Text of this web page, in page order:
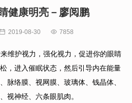
健康明亮－廖阅鹏
 2019-08-30  7858
维护视力，强化视力，促进你的眼睛
，进入催眠状态，然后引导内在能量
脉络膜、视网膜、玻璃体、钱晶体、
视神经、六条眼肌肉。